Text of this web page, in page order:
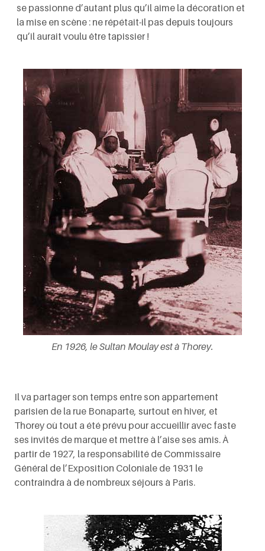
se passionne d’autant plus qu’il aime la décoration et
la mise en scène : ne répétait-il pas depuis toujours
qu’il aurait voulu être tapissier !
En 1926, le Sultan Moulay est à Thorey.
Il va partager son temps entre son appartement
parisien de la rue Bonaparte, surtout en hiver, et
Thorey où tout a été prévu pour accueillir avec faste
ses invités de marque et mettre à l’aise ses amis. À
partir de 1927, la responsabilité de Commissaire
Général de l’Exposition Coloniale de 1931 le
contraindra à de nombreux séjours à Paris.